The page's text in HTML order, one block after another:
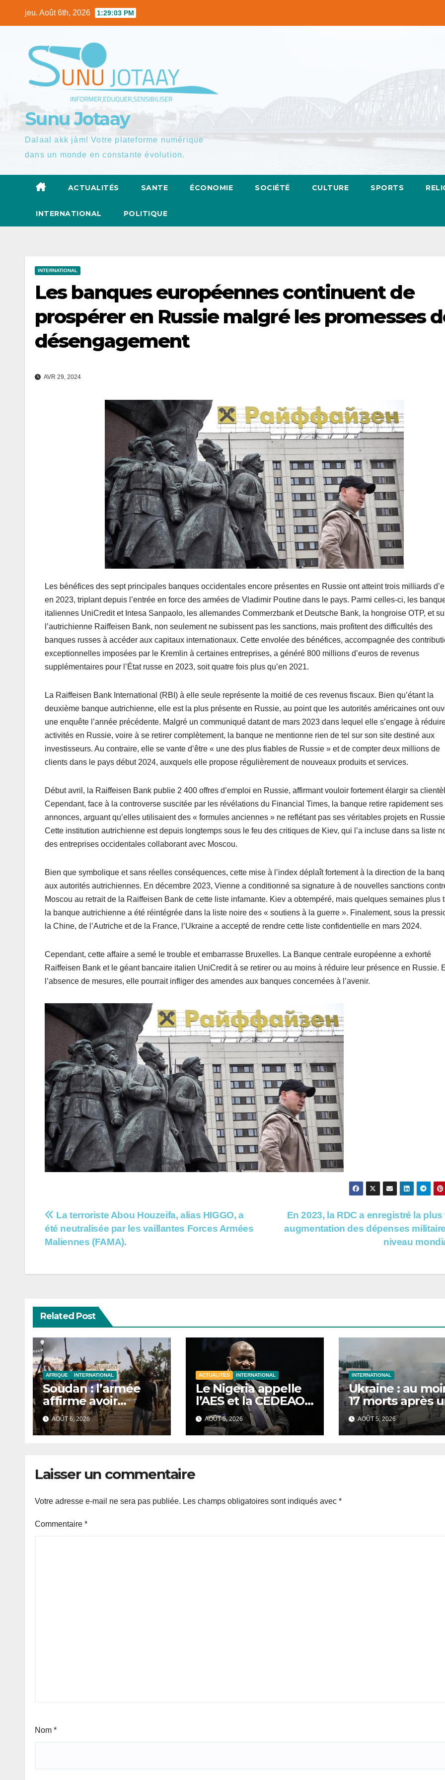
jeu. Août 6th, 2026 1:29:05 PM
Sunu Jotaay
Dalaal akk jàm! Votre plateforme numérique
dans un monde en constante évolution.
ACTUALITÉS SANTE ÉCONOMIE SOCIÉTÉ CULTURE SPORTS
INTERNATIONAL POLITIQUE
INTERNATIONAL
Les banques européennes continuent de
prospérer en Russie malgré les promesses
désengagement
AVR 29, 2024
Les bénéfices des sept principales banques occidentales encore présentes en Russie ont atteint trois milliards
en 2023, triplant depuis l’entrée en force des armées de Vladimir Poutine dans le pays. Parmi celles-ci, les
italiennes UniCredit et Intesa Sanpaolo, les allemandes Commerzbank et Deutsche Bank, la hongroise OTP, et
l’autrichienne Raiffeisen Bank, non seulement ne subissent pas les sanctions, mais profitent des difficultés des
banques russes à accéder aux capitaux internationaux. Cette envolée des bénéfices, accompagnée des
exceptionnelles imposées par le Kremlin à certaines entreprises, a généré 800 millions d’euros de revenus
supplémentaires pour l’État russe en 2023, soit quatre fois plus qu’en 2021.
La Raiffeisen Bank International (RBI) à elle seule représente la moitié de ces revenus fiscaux. Bien qu’étant la
deuxième banque autrichienne, elle est la plus présente en Russie, au point que les autorités américaines ont
une enquête l’année précédente. Malgré un communiqué datant de mars 2023 dans lequel elle s’engage à
activités en Russie, voire à se retirer complètement, la banque ne mentionne rien de tel sur son site destiné aux
investisseurs. Au contraire, elle se vante d’être « une des plus fiables de Russie » et de compter deux millions de
clients dans le pays début 2024, auxquels elle propose régulièrement de nouveaux produits et services.
Début avril, la Raiffeisen Bank publie 2 400 offres d’emploi en Russie, affirmant vouloir fortement élargir sa
Cependant, face à la controverse suscitée par les révélations du Financial Times, la banque retire rapidement ses
annonces, arguant qu’elles utilisaient des « formules anciennes » ne reflétant pas ses véritables projets en
Cette institution autrichienne est depuis longtemps sous le feu des critiques de Kiev, qui l’a incluse dans sa liste
des entreprises occidentales collaborant avec Moscou.
Bien que symbolique et sans réelles conséquences, cette mise à l’index déplaît fortement à la direction de la
aux autorités autrichiennes. En décembre 2023, Vienne a conditionné sa signature à de nouvelles sanctions
Moscou au retrait de la Raiffeisen Bank de cette liste infamante. Kiev a obtempéré, mais quelques semaines plus
la banque autrichienne a été réintégrée dans la liste noire des « soutiens à la guerre ». Finalement, sous la
la Chine, de l’Autriche et de la France, l’Ukraine a accepté de rendre cette liste confidentielle en mars 2024.
Cependant, cette affaire a semé le trouble et embarrasse Bruxelles. La Banque centrale européenne a exhorté
Raiffeisen Bank et le géant bancaire italien UniCredit à se retirer ou au moins à réduire leur présence en Russie.
l’absence de mesures, elle pourrait infliger des amendes aux banques concernées à l’avenir.
Navigation
de
En 2023, la RDC a enregistré la plus
augmentation des dépenses
niveau
La terroriste Abou Houzeifa, alias HIGGO, a
été neutralisée par les vaillantes Forces Armées
Maliennes (FAMA).
Related Post
AFRIQUE INTERNATIONAL
Soudan : l’armée
affirme avoir
repoussé une
offensive des FSR
au Darfour
AOÛT 6, 2026
ACTUALITÉS INTERNATIONAL
Le Nigeria appelle
l’AES et la CEDEAO
à unir leurs forces
contre le terrorisme
AOÛT 5, 2026
INTERNATIONAL
Ukraine : au
17 morts après
nouvelle vague
frappes russes
Kiev et sa région
AOÛT 5, 2026
Laisser un commentaire
Votre adresse e-mail ne sera pas publiée. Les champs obligatoires sont indiqués avec *
Commentaire *
Nom *